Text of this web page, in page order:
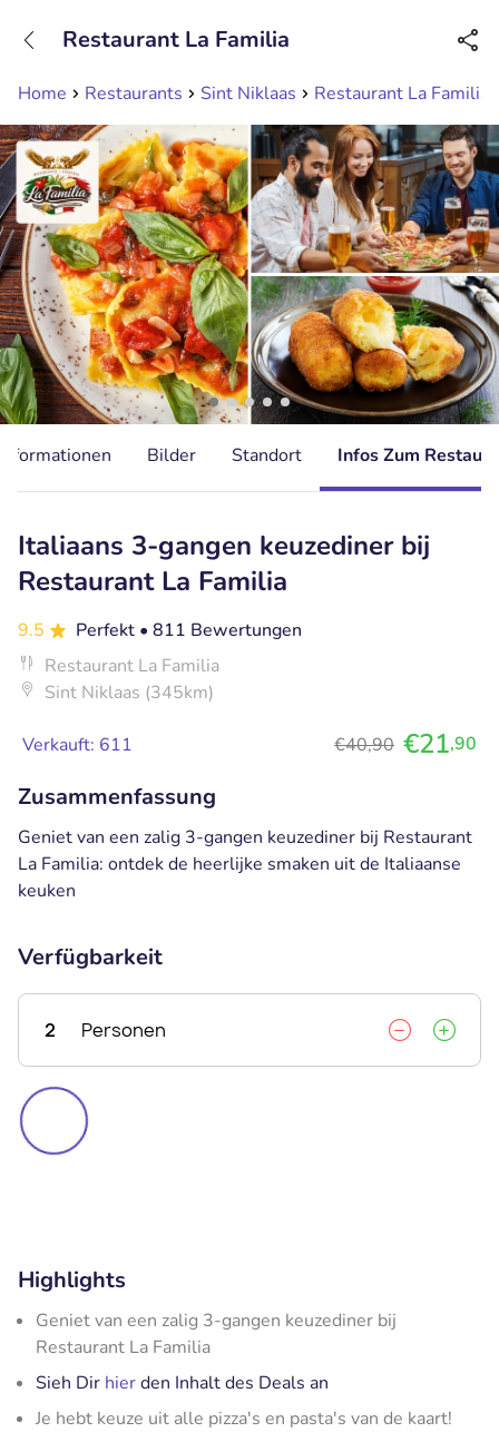
Erreichbar bis 23:00 Uhr (max 0,09€/Min)
Home Restaurants Sint Niklaas Restaurant La Familia
Restaurant La Familia
Informationen Bilder Standort Infos Zum
Italiaans 3-gangen keuzediner bij
Restaurant La Familia
9.5 Perfekt • 811 Bewertungen
Restaurant La Familia
Sint Niklaas (345km)
Verkauft: 611 €40,90 €21,90
Zusammenfassung
Geniet van een zalig 3-gangen keuzediner bij Restaurant
La Familia: ontdek de heerlijke smaken uit de Italiaanse
keuken
Verfügbarkeit
2 Personen
Highlights
Geniet van een zalig 3-gangen keuzediner bij
Restaurant La Familia
Sieh Dir hierden Inhalt des Deals an
Je hebt keuze uit alle pizza's en pasta's van de kaart!